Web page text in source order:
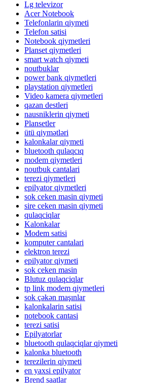
Lg televizor
Acer Notebook
Telefonlarin qiymeti
Telefon satisi
Notebook qiymetleri
Planset qiymetleri
smart watch qiymeti
noutbuklar
power bank qiymetleri
playstation qiymetleri
Video kamera qiymetleri
qazan destleri
nausniklerin qiymeti
Plansetler
ütü qiymətləri
kalonkalar qiymeti
bluetooth qulaqcıq
modem qiymetleri
noutbuk cantalari
terezi qiymetleri
epilyator qiymetleri
sok ceken masin qiymeti
sire ceken masin qiymeti
qulaqciqlar
Kalonkalar
Modem satisi
komputer cantalari
elektron terezi
epilyator qiymeti
sok ceken masin
Blutuz qulaqciqlar
tp link modem qiymetleri
sok çəkən maşınlar
kalonkalarin satisi
notebook cantasi
terezi satisi
Epilyatorlar
bluetooth qulaqciqlar qiymeti
kalonka bluetooth
terezilerin qiymeti
en yaxsi epilyator
Brend saatlar